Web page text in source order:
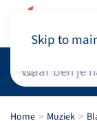
Skip to
Home Muziek